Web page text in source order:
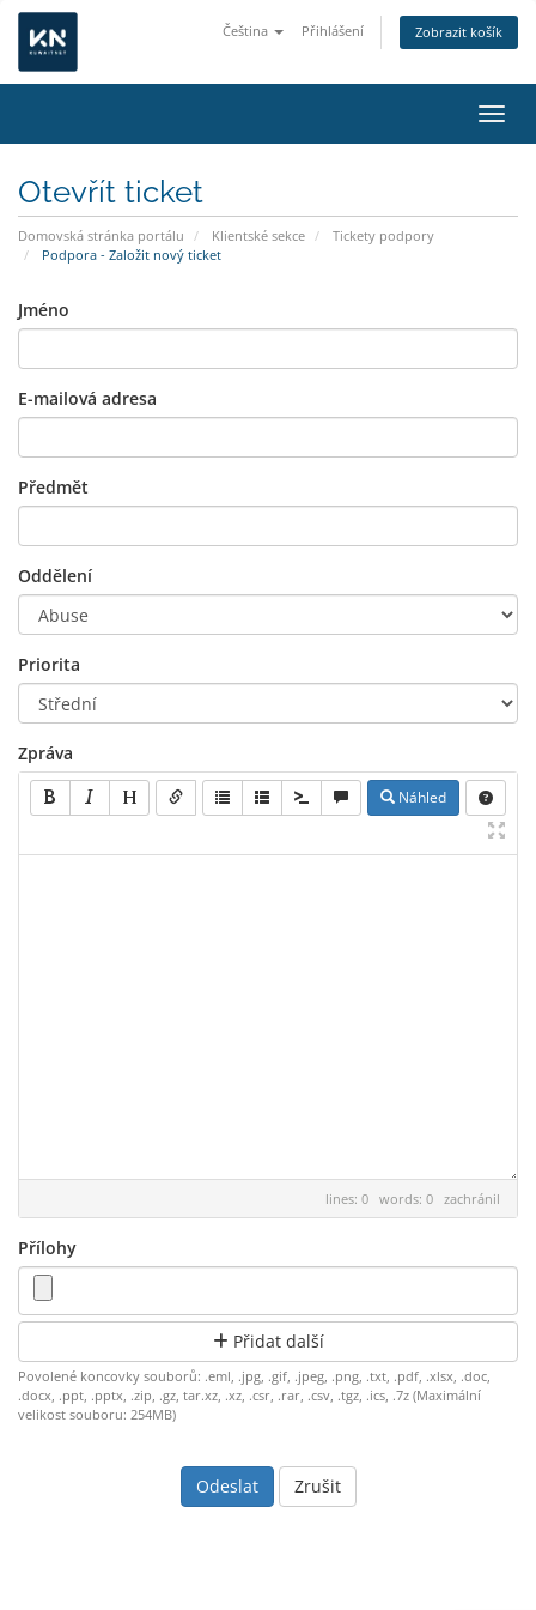
Čeština Přihlášení Zobrazit košík
Otevřít ticket
Domovská stránka portálu Klientské sekce
Tickety podpory
Podpora - Založit nový ticket
Jméno
E-mailová adresa
Předmět
Oddělení
Priorita
Zpráva
Náhled
lines: 0 words: 0 zachránil
Přílohy
Přidat další
Povolené koncovky souborů: .eml, .jpg, .gif, .jpeg, .png, .txt, .pdf, .xlsx, .doc,
.docx, .ppt, .pptx, .zip, .gz, tar.xz, .xz, .csr, .rar, .csv, .tgz, .ics, .7z (Maximální
velikost souboru: 254MB)
Zrušit